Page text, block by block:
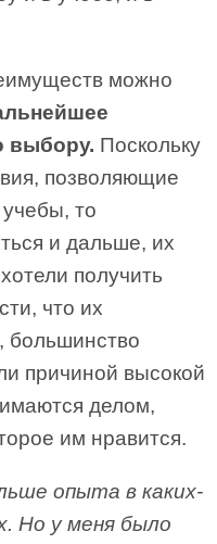
можно
выбору. Поскольку
позволяющие
учебы, то
и дальше, их
получить
что их
большинство
причиной высокой
делом,
им нравится.
опыта в каких-
Но у меня было